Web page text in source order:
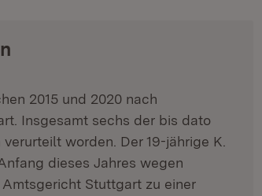
2015 und 2020 nach
Insgesamt sechs der bis dato
worden. Der 19-jährige K.
dieses Jahres wegen
Stuttgart zu einer